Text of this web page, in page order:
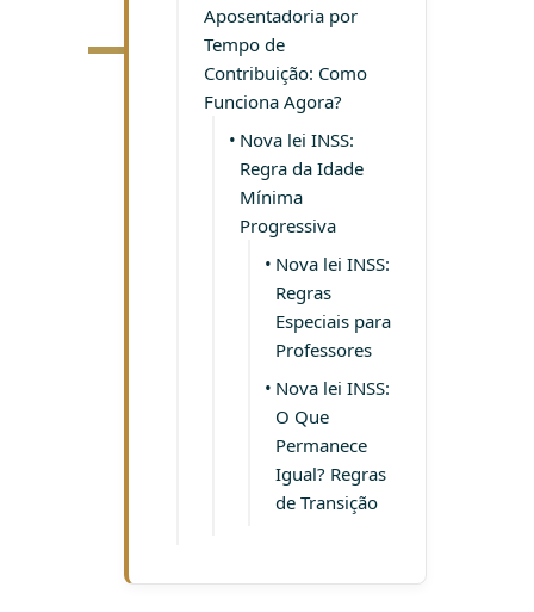
Aposentadoria por
Tempo de
Contribuição: Como
Funciona Agora?
Nova lei INSS:
Regra da Idade
Mínima
Progressiva
Nova lei INSS:
Regras
Especiais para
Professores
Nova lei INSS:
O Que
Permanece
Igual? Regras
de Transição